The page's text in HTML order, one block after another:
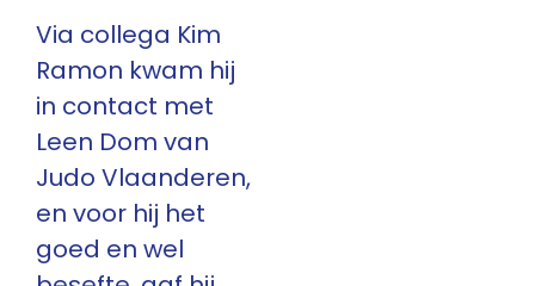
Via collega Kim
Ramon kwam hij
in contact met
Leen Dom van
Judo Vlaanderen,
en voor hij het
goed en wel